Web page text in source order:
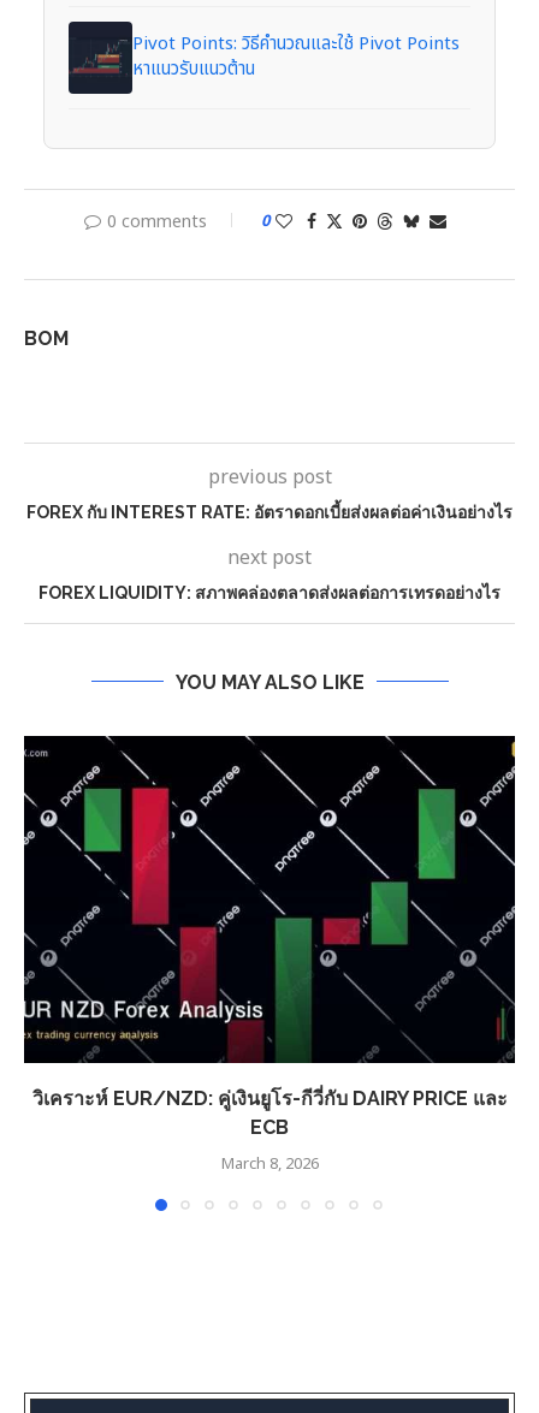
Pivot Points: วิธีคำนวณและใช้ Pivot Points
หาแนวรับแนวต้าน
0 comments 0
BOM
previous post
FOREX กับ INTEREST RATE: อัตราดอกเบี้ยส่งผลต่อค่าเงินอย่างไร
next post
FOREX LIQUIDITY: สภาพคล่องตลาดส่งผลต่อการเทรดอย่างไร
YOU MAY ALSO LIKE
วิเคราะห์ EUR/NZD: คู่เงินยูโร-กีวี่กับ DAIRY PRICE และ
ECB
March 8, 2026